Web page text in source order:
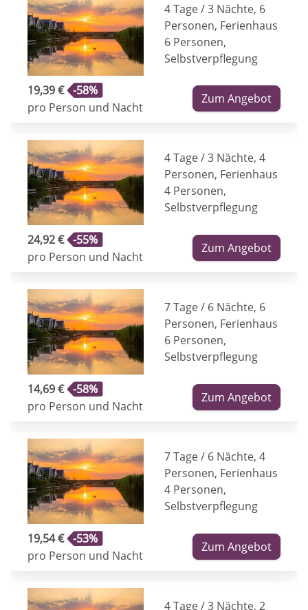
4 Tage / 3 Nächte, 6
Personen, Ferienhaus
6 Personen,
Selbstverpflegung
19,39 € -58%
pro Person und Nacht
Zum Angebot
4 Tage / 3 Nächte, 4
Personen, Ferienhaus
4 Personen,
Selbstverpflegung
24,92 € -55%
pro Person und Nacht
Zum Angebot
7 Tage / 6 Nächte, 6
Personen, Ferienhaus
6 Personen,
Selbstverpflegung
14,69 € -58%
pro Person und Nacht
Zum Angebot
7 Tage / 6 Nächte, 4
Personen, Ferienhaus
4 Personen,
Selbstverpflegung
19,54 € -53%
pro Person und Nacht
Zum Angebot
4 Tage / 3 Nächte, 2